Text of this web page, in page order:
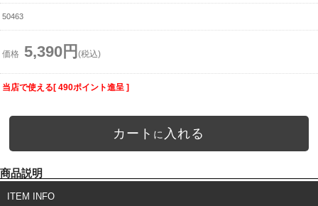
50463
価格 5,390円 (税込)
当店で使える[ 490ポイント進呈 ]
カート に 入れる
商品説明
ITEM INFO